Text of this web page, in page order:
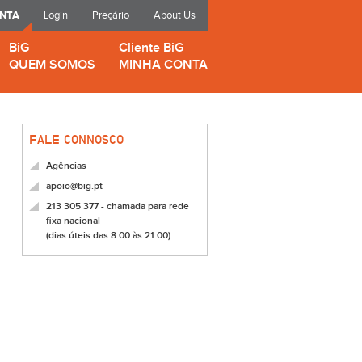
Login Preçário About Us
BiG
QUEM SOMOS
Cliente BiG
MINHA CONTA
FALE CONNOSCO
Agências
apoio@big.pt
213 305 377 - chamada para rede
fixa nacional
(dias úteis das 8:00 às 21:00)